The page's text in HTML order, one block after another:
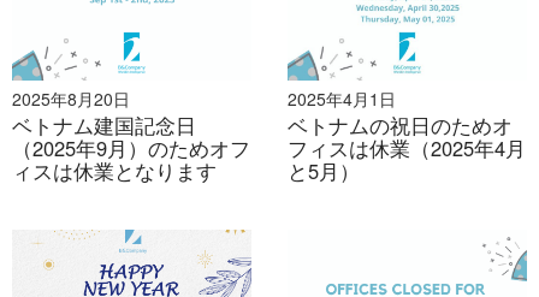
2025年8月20日
ベトナム建国記念日
（2025年9月）のためオフ
ィスは休業となります
2025年4月1日
ベトナムの祝日のためオ
フィスは休業（2025年4月
と5月）